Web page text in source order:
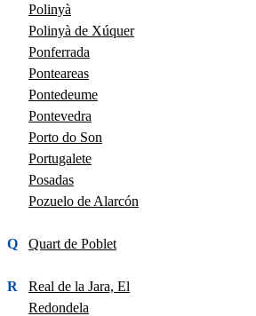
Polinyà
Polinyà de Xúquer
Ponferrada
Ponteareas
Pontedeume
Pontevedra
Porto do Son
Portugalete
Posadas
Pozuelo de Alarcón
Q Quart de Poblet
R
Real de la Jara, El
Redondela